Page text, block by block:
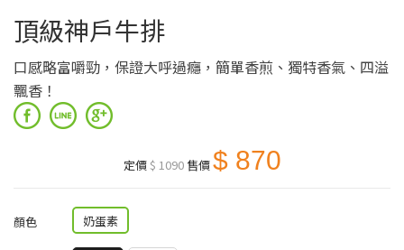
頂級神戶牛排
口感略富嚼勁，保證大呼過癮，簡單香煎、獨特香氣、四溢
飄香！
定價$ 1090售價$ 870
顏色 奶蛋素